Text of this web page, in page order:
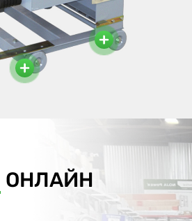
Разъём СШР и
выключателя
ОНЛАЙН